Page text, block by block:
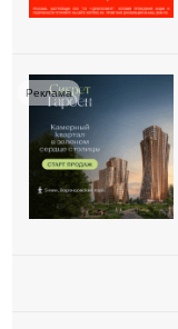
Реклама